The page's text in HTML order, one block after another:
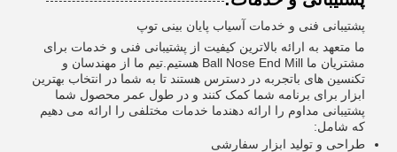
پشتیبانی فنی و خدمات آسیاب پایان بینی توپ
ما متعهد به ارائه بالاترین کیفیت از پشتیبانی فنی و خدمات برای
مشتریان ما Ball Nose End Mill هستیم.تیم ما از مهندسان و
تکنسین های باتجربه در دسترس هستند تا به شما در انتخاب بهترین
ابزار برای برنامه شما کمک کنند و در طول عمر محصول شما
پشتیبانی مداوم را ارائه دهندما خدمات مختلفی را ارائه می دهیم
که شامل:
طراحی و تولید ابزار سفارشی